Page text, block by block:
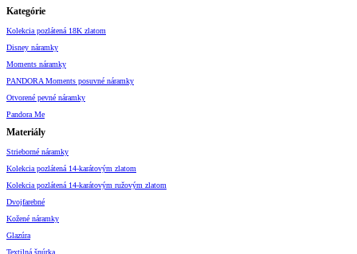
Kategórie
Kolekcia pozlátená 18K zlatom
Disney náramky
Moments náramky
PANDORA Moments posuvné náramky
Otvorené pevné náramky
Pandora Me
Materiály
Strieborné náramky
Kolekcia pozlátená 14-karátovým zlatom
Kolekcia pozlátená 14-karátovým ružovým zlatom
Dvojfarebné
Kožené náramky
Glazúra
Textilná šnúrka